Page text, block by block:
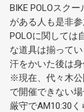
BIKE POLOスク
がある人も是非参
POLOに関しては
な道具は揃って
汗をかいた後は
※現在、代々木
で開催できない
厳守でAM10:30く